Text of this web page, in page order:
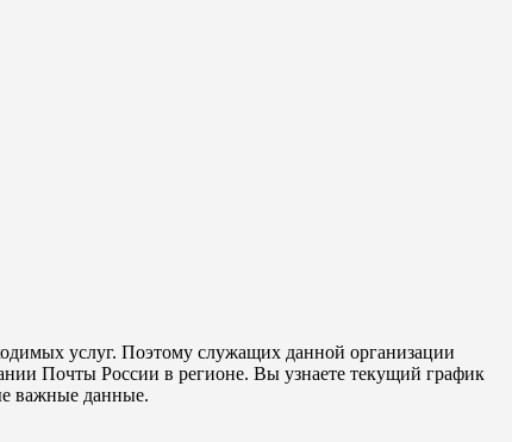
услуг. Поэтому служащих данной организации
Почты России в регионе. Вы узнаете текущий график
важные данные.